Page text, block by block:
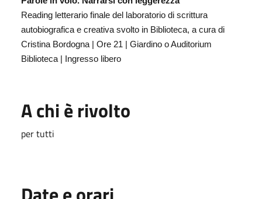
Reading letterario finale del laboratorio di scrittura
autobiografica e creativa svolto in Biblioteca, a cura di
Cristina Bordogna | Ore 21 | Giardino o Auditorium
Biblioteca | Ingresso libero
A chi è rivolto
per tutti